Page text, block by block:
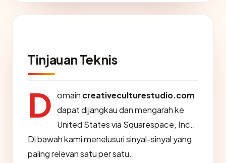
Tinjauan Teknis
D omain creativeculturestudio.com
dapat dijangkau dan mengarah ke
United States via Squarespace, Inc..
Di bawah kami menelusuri sinyal-sinyal yang
paling relevan satu per satu.